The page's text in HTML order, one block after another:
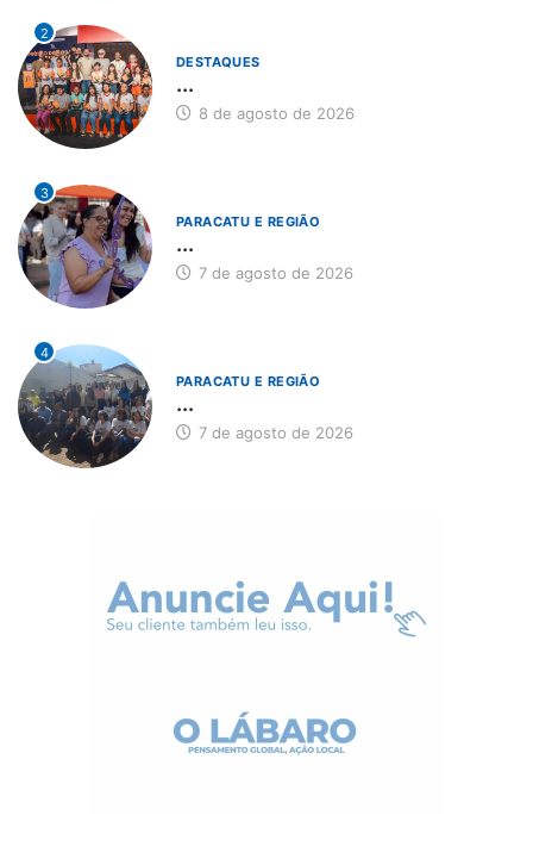
2
DESTAQUES
...
8 de agosto de 2026
3
PARACATU E REGIÃO
...
7 de agosto de 2026
4
PARACATU E REGIÃO
...
7 de agosto de 2026